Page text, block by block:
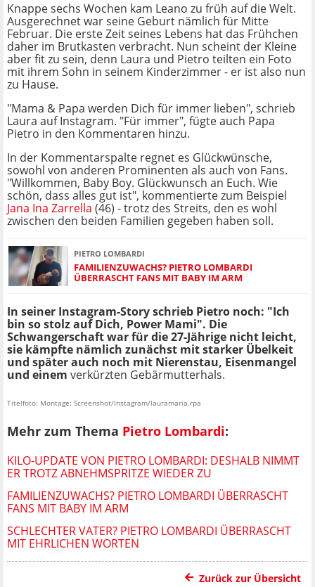
Knappe sechs Wochen kam Leano zu früh auf die Welt.
Ausgerechnet war seine Geburt nämlich für Mitte
Februar. Die erste Zeit seines Lebens hat das Frühchen
daher im Brutkasten verbracht. Nun scheint der Kleine
aber fit zu sein, denn Laura und Pietro teilten ein Foto
mit ihrem Sohn in seinem Kinderzimmer - er ist also nun
zu Hause.
"Mama & Papa werden Dich für immer lieben", schrieb
Laura auf Instagram. "Für immer", fügte auch Papa
Pietro in den Kommentaren hinzu.
In der Kommentarspalte regnet es Glückwünsche,
sowohl von anderen Prominenten als auch von Fans.
"Willkommen, Baby Boy. Glückwunsch an Euch. Wie
schön, dass alles gut ist", kommentierte zum Beispiel
Jana Ina Zarrella (46) - trotz des Streits, den es wohl
zwischen den beiden Familien gegeben haben soll.
PIETRO LOMBARDI
FAMILIENZUWACHS? PIETRO LOMBARDI
ÜBERRASCHT FANS MIT BABY IM ARM
In seiner Instagram-Story schrieb Pietro noch: "Ich
bin so stolz auf Dich, Power Mami". Die
Schwangerschaft war für die 27-Jährige nicht leicht,
sie kämpfte nämlich zunächst mit starker Übelkeit
und später auch noch mit Nierenstau, Eisenmangel
und einem verkürzten Gebärmutterhals.
Titelfoto: Montage: Screenshot/Instagram/lauramaria.rpa
Mehr zum Thema Pietro Lombardi:
KILO-UPDATE VON PIETRO LOMBARDI: DESHALB NIMMT
ER TROTZ ABNEHMSPRITZE WIEDER ZU
FAMILIENZUWACHS? PIETRO LOMBARDI ÜBERRASCHT
FANS MIT BABY IM ARM
SCHLECHTER VATER? PIETRO LOMBARDI ÜBERRASCHT
MIT EHRLICHEN WORTEN
Zurück zur Übersicht